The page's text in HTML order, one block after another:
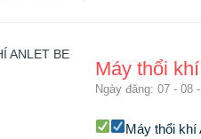
Máy thổi
Ngày đăng: 07 - 08
Máy thổi khí